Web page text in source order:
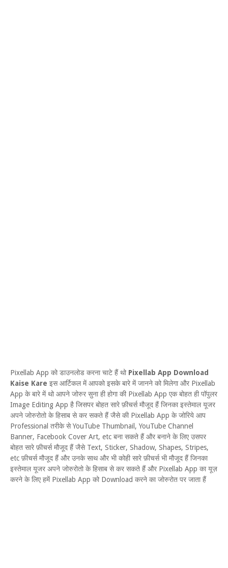
Pixellab App को डाउनलोड करना चाटे हैं थो Pixellab App Download
Kaise Kare इस आर्टिकल में आपको इसके बारे में जानने को मिलेगा और Pixellab
App के बारे में थो आपने जोरुर सुना ही होगा की Pixellab App एक बोहत ही पॉपुलर
Image Editing App है जिसपर बोहत सारे फ़ीचर्स मौजूद हैं जिनका इस्तेमाल यूजर
अपने जोरुरोतो के हिसाब से कर सकते हैं जैसे की Pixellab App के जोरिये आप
Professional तरीके से YouTube Thumbnail, YouTube Channel
Banner, Facebook Cover Art, etc बना सकते हैं और बनाने के लिए उसपर
बोहत सारे फ़ीचर्स मौजूद हैं जैसे Text, Sticker, Shadow, Shapes, Stripes,
etc फ़ीचर्स मौजूद हैं और उनके साथ और भी कोही सारे फ़ीचर्स भी मौजूद हैं जिनका
इस्तेमाल यूजर अपने जोरुरोतो के हिसाब से कर सकते हैं और Pixellab App का यूज़
करने के लिए हमें Pixellab App को Download करने का जोरुरोत पर जाता हैं